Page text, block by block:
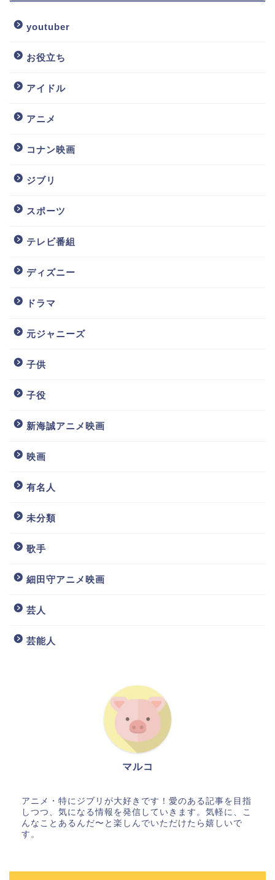
youtuber
お役立ち
アイドル
アニメ
コナン映画
ジブリ
スポーツ
テレビ番組
ディズニー
ドラマ
元ジャニーズ
子供
子役
新海誠アニメ映画
映画
有名人
未分類
歌手
細田守アニメ映画
芸人
芸能人
マルコ
アニメ・特にジブリが大好きです！愛のある記事を目指
しつつ、気になる情報を発信していきます。気軽に、こ
んなことあるんだ〜と楽しんでいただけたら嬉しいで
す。